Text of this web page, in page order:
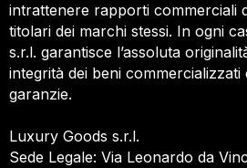
intrattenere rapporti commerciali
titolari dei marchi stessi. In ogni
s.r.l. garantisce l’assoluta
integrità dei beni commercializzati
garanzie.
Luxury Goods s.r.l.
Sede Legale: Via Leonardo da